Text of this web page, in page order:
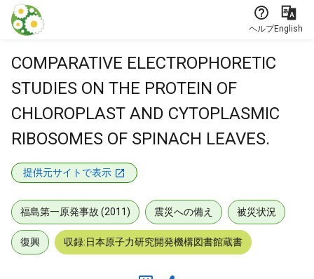
本文に飛ぶ
ヘルプEnglish
COMPARATIVE ELECTROPHORETIC
STUDIES ON THE PROTEIN OF
CHLOROPLAST AND CYTOPLASMIC
RIBOSOMES OF SPINACH LEAVES.
提供元サイトで表示
福島第一原発事故 (2011) 震災への備え 被災状況
復興 収録:日本原子力研究開発機構図書館蔵書